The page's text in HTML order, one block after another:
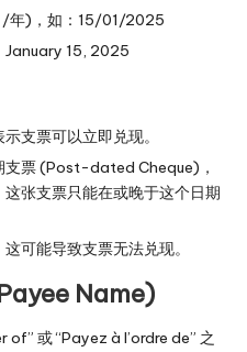
年)，如：15/01/2025
January 15, 2025
支票可以立即兑现。
支票 (Post-dated Cheque) ，
张支票只能在或晚于这个日期
可能导致支票无法兑现。
Name)
或 “Payez à l’ordre de” 之